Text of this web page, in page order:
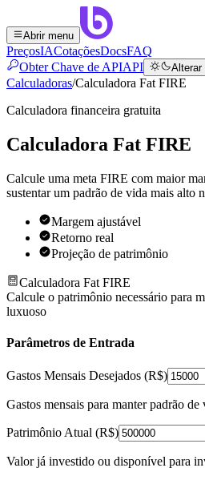
Abrir menu
PreçosIACotaçõesDocsFAQ
Obter Chave de APIAPI Alterar
Calculadoras/Calculadora Fat FIRE
Calculadora financeira gratuita
Calculadora Fat FIRE
Calcule uma meta FIRE com maior
sustentar um padrão de vida mais alto
Margem ajustável
Retorno real
Projeção de patrimônio
Calculadora Fat FIRE
Calcule o patrimônio necessário para
luxuoso
Parâmetros de Entrada
Gastos Mensais Desejados (R$)
Gastos mensais para manter padrão de
Patrimônio Atual (R$)
Valor já investido ou disponível para